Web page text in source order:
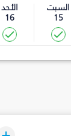
السبت
15
الأحد
16